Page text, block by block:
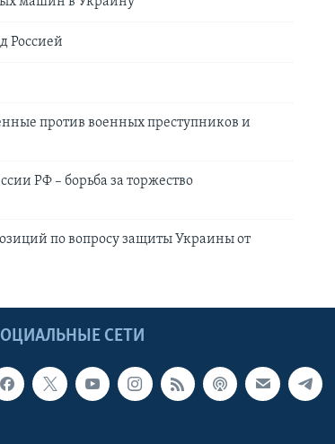
Россией
против военных преступников и
РФ – борьба за торжество
по вопросу защиты Украины от
СЕТИ